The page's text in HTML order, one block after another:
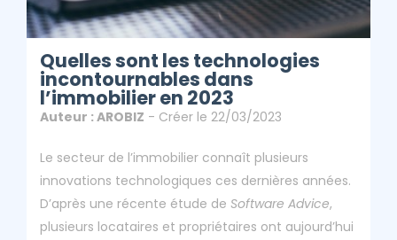
Quelles sont les technologies
incontournables dans
l’immobilier en 2023
Auteur : AROBIZ - Créer le 22/03/2023
Le secteur de l’immobilier connaît plusieurs
innovations technologiques ces dernières années.
D’après une récente étude de Software Advice,
plusieurs locataires et propriétaires ont aujourd’hui